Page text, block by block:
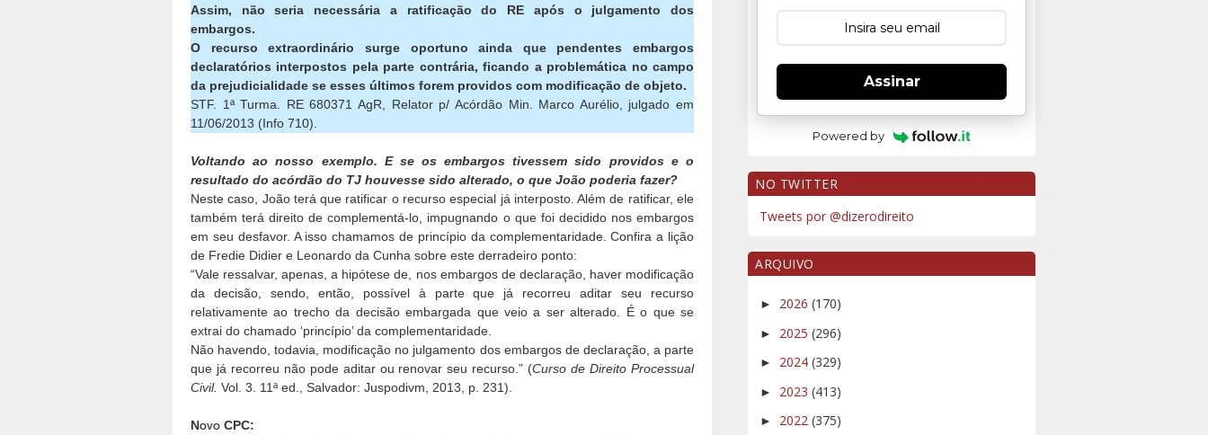
Assim, não seria necessária a ratificação do RE após o julgamento dos
embargos.
O recurso extraordinário surge oportuno ainda que pendentes embargos
declaratórios interpostos pela parte contrária, ficando a problemática no campo
da prejudicialidade se esses últimos forem providos com modificação de objeto.
STF. 1ª Turma. RE 680371 AgR, Relator p/ Acórdão Min. Marco Aurélio, julgado em
11/06/2013 (Info 710).
Voltando ao nosso exemplo. E se os embargos tivessem sido providos e o
resultado do acórdão do TJ houvesse sido alterado, o que João poderia fazer?
Neste caso, João terá que ratificar o recurso especial já interposto. Além de ratificar, ele
também terá direito de complementá-lo, impugnando o que foi decidido nos embargos
em seu desfavor. A isso chamamos de princípio da complementaridade. Confira a lição
de Fredie Didier e Leonardo da Cunha sobre este derradeiro ponto:
“Vale ressalvar, apenas, a hipótese de, nos embargos de declaração, haver modificação
da decisão, sendo, então, possível à parte que já recorreu aditar seu recurso
relativamente ao trecho da decisão embargada que veio a ser alterado. É o que se
extrai do chamado ‘princípio’ da complementaridade.
Não havendo, todavia, modificação no julgamento dos embargos de declaração, a parte
que já recorreu não pode aditar ou renovar seu recurso.” (Curso de Direito Processual
Civil. Vol. 3. 11ª ed., Salvador: Juspodivm, 2013, p. 231).
Novo CPC:
Assinar
Powered by
NO TWITTER
Tweets por @dizerodireito
ARQUIVO
► 2026 (170)
► 2025 (296)
► 2024 (329)
► 2023 (413)
► 2022 (375)